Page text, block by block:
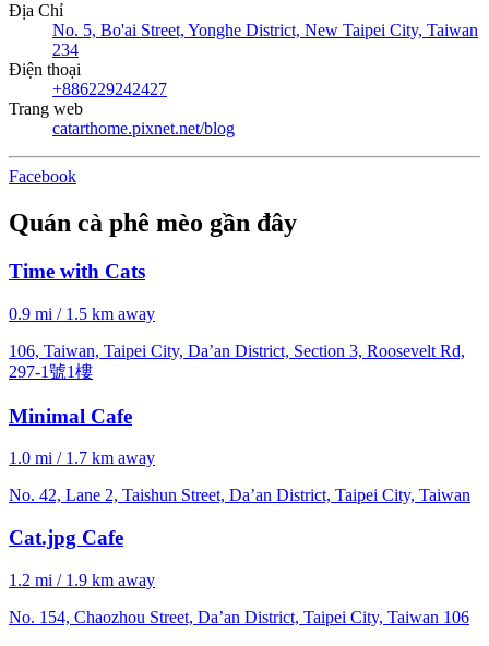
Địa Chỉ
No. 5, Bo'ai Street, Yonghe District, New Taipei City, Taiwan
234
Điện thoại
+886229242427
Trang web
catarthome.pixnet.net/blog
Facebook
Quán cà phê mèo gần đây
Time with Cats
0.9 mi / 1.5 km away
106, Taiwan, Taipei City, Da’an District, Section 3, Roosevelt Rd,
297-1號1樓
Minimal Cafe
1.0 mi / 1.7 km away
No. 42, Lane 2, Taishun Street, Da’an District, Taipei City, Taiwan
Cat.jpg Cafe
1.2 mi / 1.9 km away
No. 154, Chaozhou Street, Da’an District, Taipei City, Taiwan 106